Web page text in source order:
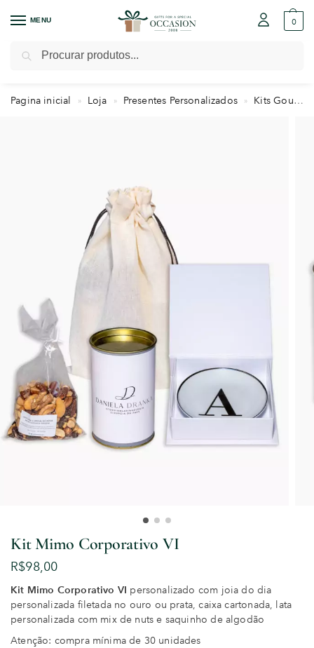
MENU 0
Pagina inicial » Loja » Presentes Personalizados » Kits Gourmet
Kit Mimo Corporativo VI
R$98,00
Kit Mimo Corporativo VI personalizado com joia do dia
personalizada filetada no ouro ou prata, caixa cartonada, lata
personalizada com mix de nuts e saquinho de algodão
Atenção: compra mínima de 30 unidades